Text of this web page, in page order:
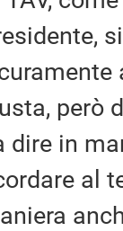
però
dire in
al